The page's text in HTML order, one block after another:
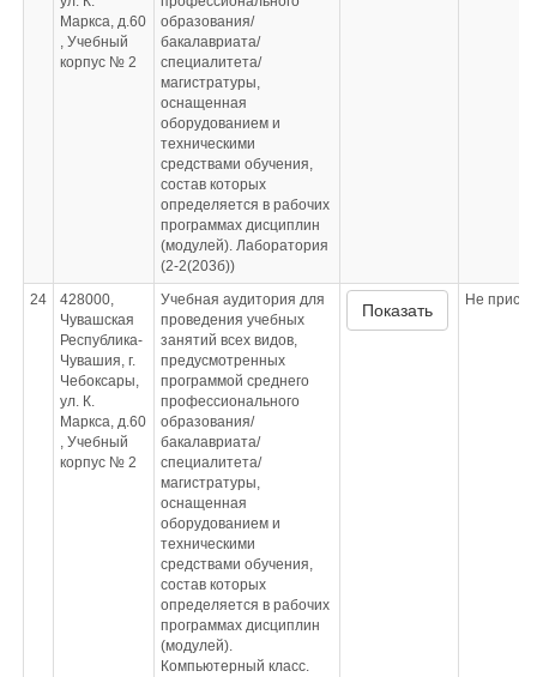
Маркса, д.60
, Учебный
корпус № 2
образования/
бакалавриата/
специалитета/
магистратуры,
оснащенная
оборудованием и
техническими
средствами обучения,
состав которых
определяется в рабочих
программах дисциплин
(модулей). Лаборатория
(2-2(203б))
24
428000,
Чувашская
Республика-
Чувашия, г.
Чебоксары,
ул. К.
Маркса, д.60
, Учебный
корпус № 2
Учебная аудитория для
проведения учебных
занятий всех видов,
предусмотренных
программой среднего
профессионального
образования/
бакалавриата/
специалитета/
магистратуры,
оснащенная
оборудованием и
техническими
средствами обучения,
состав которых
определяется в рабочих
программах дисциплин
(модулей).
Компьютерный класс.
Показать
Не